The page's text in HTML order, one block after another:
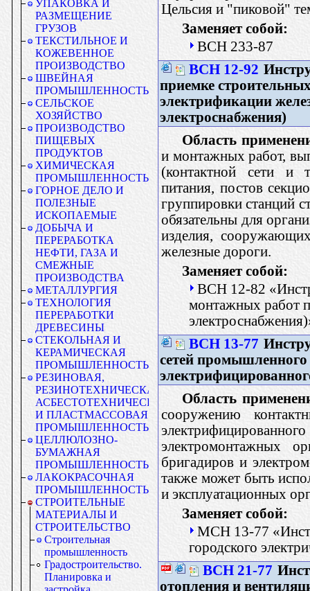
УПАКОВКА И
РАЗМЕЩЕНИЕ
ГРУЗОВ
ТЕКСТИЛЬНОЕ И
КОЖЕВЕННОЕ
ПРОИЗВОДСТВО
ШВЕЙНАЯ
ПРОМЫШЛЕННОСТЬ
СЕЛЬСКОЕ
ХОЗЯЙСТВО
ПРОИЗВОДСТВО
ПИЩЕВЫХ
ПРОДУКТОВ
ХИМИЧЕСКАЯ
ПРОМЫШЛЕННОСТЬ
ГОРНОЕ ДЕЛО И
ПОЛЕЗНЫЕ
ИСКОПАЕМЫЕ
ДОБЫЧА И
ПЕРЕРАБОТКА
НЕФТИ, ГАЗА И
СМЕЖНЫЕ
ПРОИЗВОДСТВА
МЕТАЛЛУРГИЯ
ТЕХНОЛОГИЯ
ПЕРЕРАБОТКИ
ДРЕВЕСИНЫ
СТЕКОЛЬНАЯ И
КЕРАМИЧЕСКАЯ
ПРОМЫШЛЕННОСТЬ
РЕЗИНОВАЯ,
РЕЗИНОТЕХНИЧЕСКАЯ,
АСБЕСТОТЕХНИЧЕСКАЯ
И ПЛАСТМАССОВАЯ
ПРОМЫШЛЕННОСТЬ
ЦЕЛЛЮЛОЗНО-
БУМАЖНАЯ
ПРОМЫШЛЕННОСТЬ
ЛАКОКРАСОЧНАЯ
ПРОМЫШЛЕННОСТЬ
СТРОИТЕЛЬНЫЕ
МАТЕРИАЛЫ И
СТРОИТЕЛЬСТВО
Строительная
промышленность
Градостроительство.
Планировка и
Цельсия и "пиковой"
Заменяет собой:
ВСН 233-87
ВСН 12-92
приемке
электрификации
электроснабжения)
Область
и монтажных работ,
(контактной сети и
питания, постов
группировки станций
обязательны для
изделия,
железные дороги.
Заменяет собой:
ВСН 12-82
монтажных работ
ВСН 13-77
сетей промышленного
Область
сооружению
электромонтажных
бригадиров и
также может быть
и эксплуатационных
Заменяет собой:
МСН 13-77
городского
ВСН 21-77
отопления и